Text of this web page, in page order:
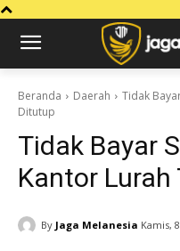
Beranda Daerah
Tidak
Ditutup
Tidak Bayar
Kantor
By Jaga Melanesia Kamis,